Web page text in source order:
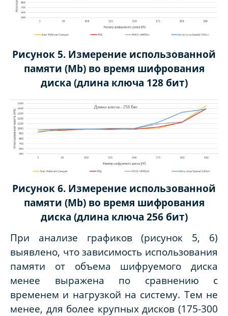
Рисунок 5. Измерение использованной
памяти (Mb) во время шифрования
диска (длина ключа 128 бит)
Рисунок 6. Измерение использованной
памяти (Mb) во время шифрования
диска (длина ключа 256 бит)
При анализе графиков (рисунок 5, 6)
выявлено, что зависимость использования
памяти от объема шифруемого диска
менее выражена по сравнению с
временем и нагрузкой на систему. Тем не
менее, для более крупных дисков (175-300